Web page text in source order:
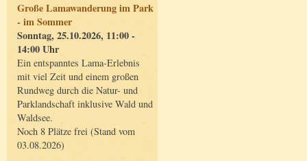
Große Lamawanderung im Park
- im Sommer
Sonntag, 25.10.2026, 11:00 -
14:00 Uhr
Ein entspanntes Lama-Erlebnis
mit viel Zeit und einem großen
Rundweg durch die Natur- und
Parklandschaft inklusive Wald und
Waldsee.
Noch 8 Plätze frei (Stand vom
03.08.2026)